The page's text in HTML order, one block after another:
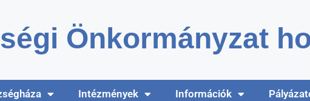
Önkormányzat
Intézmények Információk